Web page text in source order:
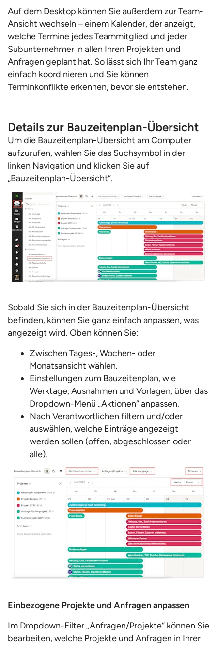
Auf dem Desktop können Sie außerdem zur Team-
Ansicht wechseln – einem Kalender, der anzeigt,
welche Termine jedes Teammitglied und jeder
Subunternehmer in allen Ihren Projekten und
Anfragen geplant hat. So lässt sich Ihr Team ganz
einfach koordinieren und Sie können
Terminkonflikte erkennen, bevor sie entstehen.
Details zur Bauzeitenplan-Übersicht
Um die Bauzeitenplan-Übersicht am Computer
aufzurufen, wählen Sie das Suchsymbol in der
linken Navigation und klicken Sie auf
„Bauzeitenplan-Übersicht“.
Sobald Sie sich in der Bauzeitenplan-Übersicht
befinden, können Sie ganz einfach anpassen, was
angezeigt wird. Oben können Sie:
Zwischen Tages-, Wochen- oder
Monatsansicht wählen.
Einstellungen zum Bauzeitenplan, wie
Werktage, Ausnahmen und Vorlagen, über das
Dropdown-Menü „Aktionen“ anpassen.
Nach Verantwortlichen filtern und/oder
auswählen, welche Einträge angezeigt
werden sollen (offen, abgeschlossen oder
alle).
Einbezogene Projekte und Anfragen anpassen
Im Dropdown-Filter „Anfragen/Projekte“ können Sie
bearbeiten, welche Projekte und Anfragen in Ihrer